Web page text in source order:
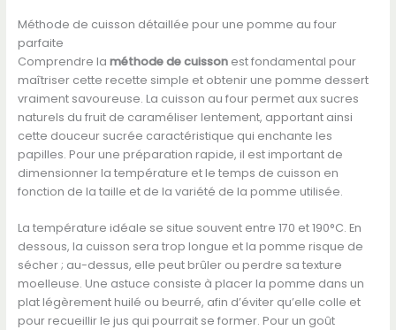
Méthode de cuisson détaillée pour une pomme au four
parfaite
Comprendre la méthode de cuissonest fondamental pour
maîtriser cette recette simple et obtenir une pomme dessert
vraiment savoureuse. La cuisson au four permet aux sucres
naturels du fruit de caraméliser lentement, apportant ainsi
cette douceur sucrée caractéristique qui enchante les
papilles. Pour une préparation rapide, il est important de
dimensionner la température et le temps de cuisson en
fonction de la taille et de la variété de la pomme utilisée.
La température idéale se situe souvent entre 170 et 190°C. En
dessous, la cuisson sera trop longue et la pomme risque de
sécher ; au-dessus, elle peut brûler ou perdre sa texture
moelleuse. Une astuce consiste à placer la pomme dans un
plat légèrement huilé ou beurré, afin d’éviter qu’elle colle et
pour recueillir le jus qui pourrait se former. Pour un goût